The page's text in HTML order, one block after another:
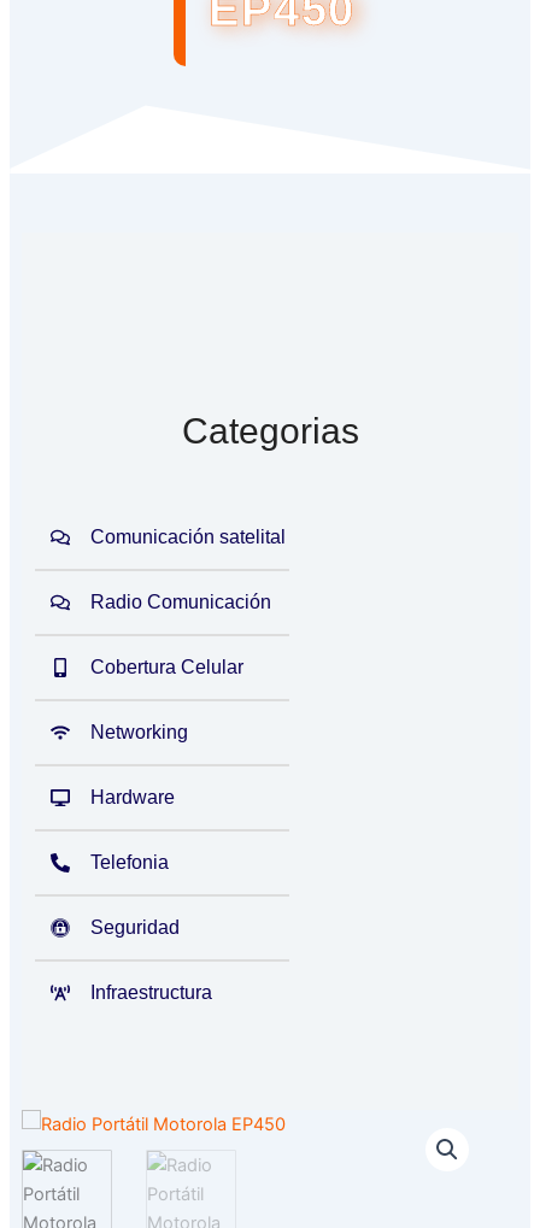
Categorias
Comunicación satelital
Radio Comunicación
Cobertura Celular
Networking
Hardware
Telefonia
Seguridad
Infraestructura